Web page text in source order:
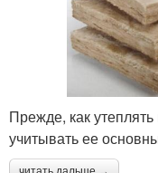
Прежде, как
учитывать ее